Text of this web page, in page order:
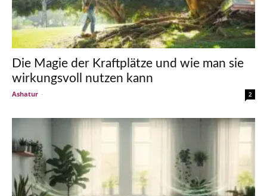
Die Magie der Kraftplätze und wie man sie
wirkungsvoll nutzen kann
Ashatur - 2